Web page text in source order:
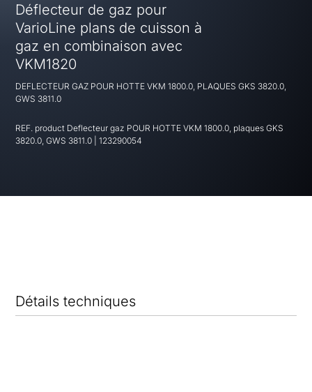
Déflecteur de gaz pour
VarioLine plans de cuisson à
gaz en combinaison avec
VKM1820
DEFLECTEUR GAZ POUR HOTTE VKM 1800.0, PLAQUES GKS 3820.0,
GWS 3811.0
REF. product Deflecteur gaz POUR HOTTE VKM 1800.0, plaques GKS
3820.0, GWS 3811.0 |123290054
Détails techniques